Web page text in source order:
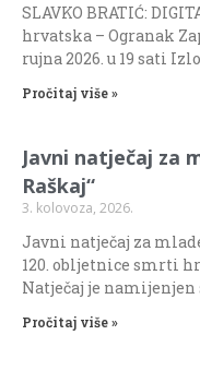
SLAVKO BRATIĆ:
hrvatska – Ogranak
rujna 2026. u 19 sati
Pročitaj više »
Javni natječaj za
Raškaj“
3. kolovoza, 2026.
Javni natječaj za
120. obljetnice smrti
Natječaj je
Pročitaj više »